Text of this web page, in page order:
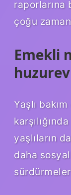
raporlarına
çoğu
Emekli
Yaşlı
yaşlıların
daha